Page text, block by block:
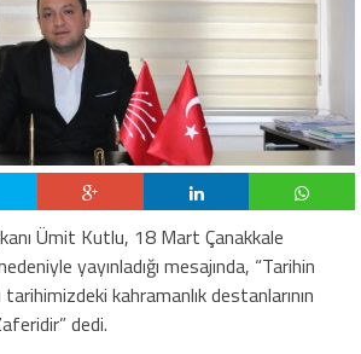
Ümit Kutlu, 18 Mart Çanakkale
yayınladığı mesajında, “Tarihin
tarihimizdeki kahramanlık destanlarının
dedi.